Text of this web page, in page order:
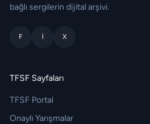
bağlı sergilerin dijital arşivi.
F I X
TFSF Sayfaları
TFSF Portal
Onaylı Yarışmalar